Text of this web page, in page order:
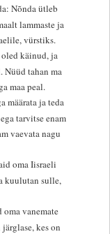
Nõnda ütleb
lammaste ja
vürstiks.
käinud, ja
Nüüd tahan ma
maa peal.
määrata ja teda
tarvitse enam
vaevata nagu
oma Iisraeli
kuulutan sulle,
oma vanemate
kes on